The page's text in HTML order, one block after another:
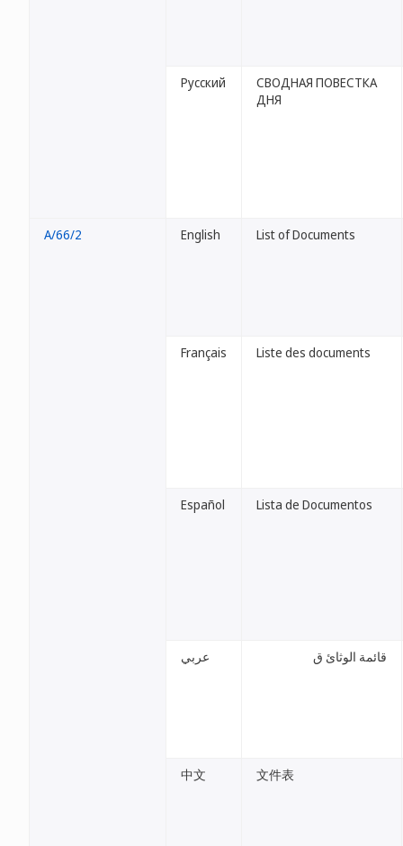
Русский
СВОДНАЯ ПОВЕСТКА
ДНЯ
A/66/2 English List of Documents
Français Liste des documents
Español Lista de Documentos
عربي قائمة الوثائ ق
中文 文件表